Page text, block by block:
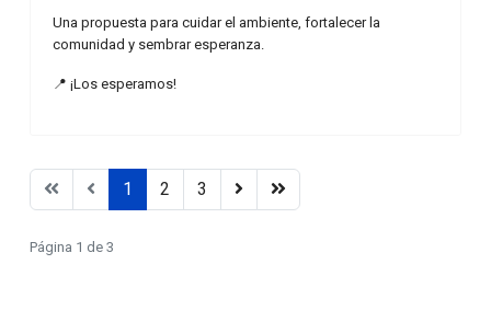
Una propuesta para cuidar el ambiente, fortalecer la
comunidad y sembrar esperanza.
📍 ¡Los esperamos!
1 2 3
Página 1 de 3